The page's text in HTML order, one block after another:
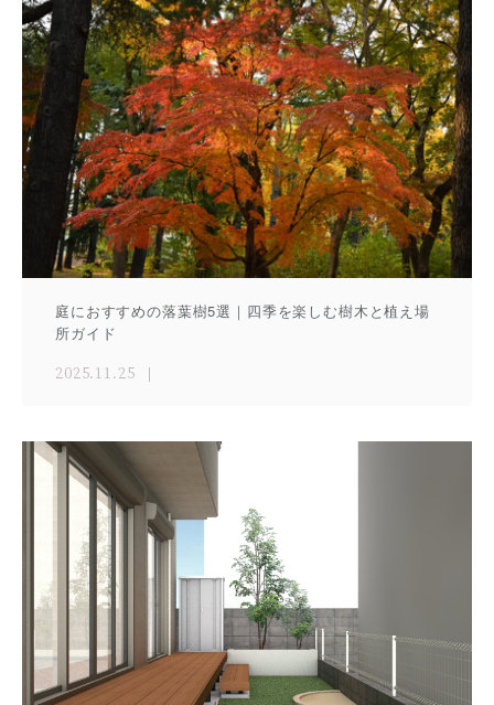
庭におすすめの落葉樹5選｜四季を楽しむ樹木と植え場
所ガイド
2025.11.25